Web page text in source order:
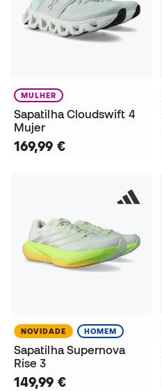
MULHER
Sapatilha Cloudswift 4
Mujer
169,99 €
NOVIDADE HOMEM
Sapatilha Supernova
Rise 3
149,99 €